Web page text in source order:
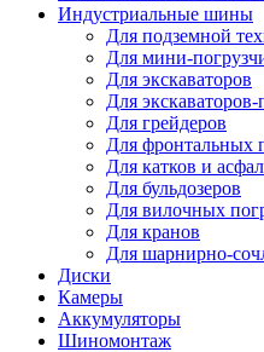
Индустриальные шины
Для подземной
Для мини-
Для экскаваторов
Для экскаваторов-
Для грейдеров
Для фронтальных
Для катков и
Для бульдозеров
Для вилочных
Для кранов
Для шарнирно-
Диски
Камеры
Аккумуляторы
Шиномонтаж